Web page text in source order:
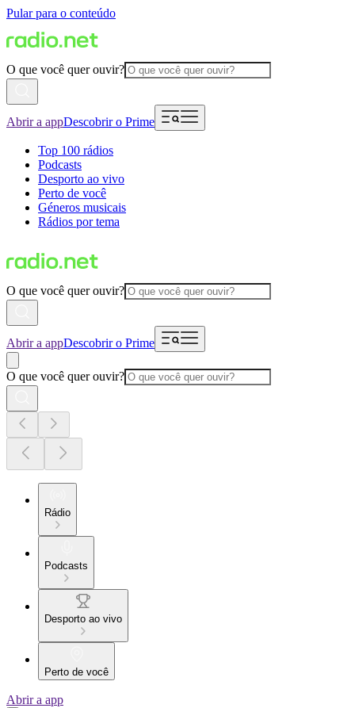
Pular para o conteúdo
O que você quer ouvir?
Abrir a appDescobrir o Prime
Top 100 rádios
Podcasts
Desporto ao vivo
Perto de você
Géneros musicais
Rádios por tema
O que você quer ouvir?
Abrir a appDescobrir o Prime
O que você quer ouvir?
Rádio
Podcasts
Desporto ao vivo
Perto de você
Abrir a app